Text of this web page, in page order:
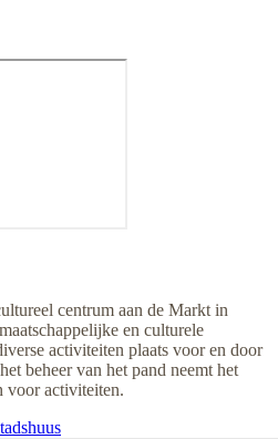
centrum aan de Markt in
en culturele
activiteiten plaats voor en door
beheer van het pand neemt het
voor activiteiten.